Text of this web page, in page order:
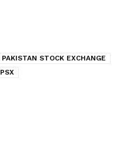
PAKISTAN STOCK EXCHANGE
PSX